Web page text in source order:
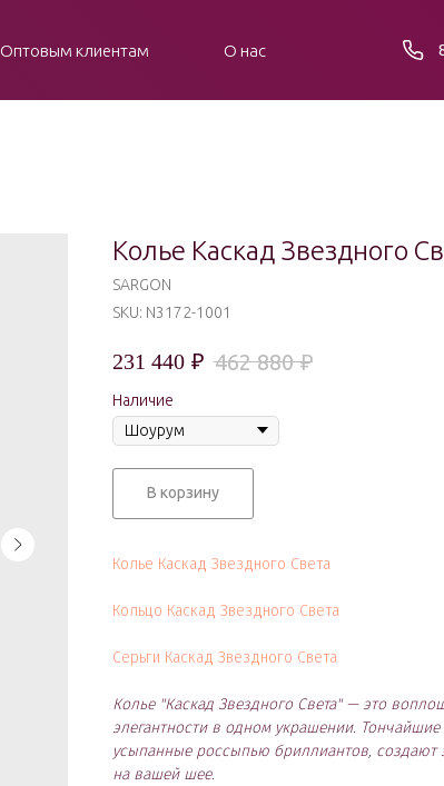
О нас
Оптовым клиентам
Колье Каскад Звездного
SARGON
SKU: N3172-1001
231 440 ₽ 462 880 ₽
Наличие
В корзину
Колье Каскад Звездного Света
Кольцо Каскад Звездного Света
Серьги Каскад Звездного Света
Колье "Каскад Звездного Света" — это
элегантности в одном украшении.
усыпанные россыпью бриллиантов,
на вашей шее.